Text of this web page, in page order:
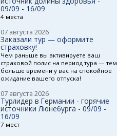
09/09 - 16/09
4 места
07 августа 2026
Заказали тур — оформите
страховку!
Чем раньше вы активируете ваш
страховой полис на период тура — тем
больше времени у вас на спокойное
ожидание вашего отпуска!
07 августа 2026
Турлидер в Германии - горячие
источники Люнебурга - 09/09 -
16/09
7 мест